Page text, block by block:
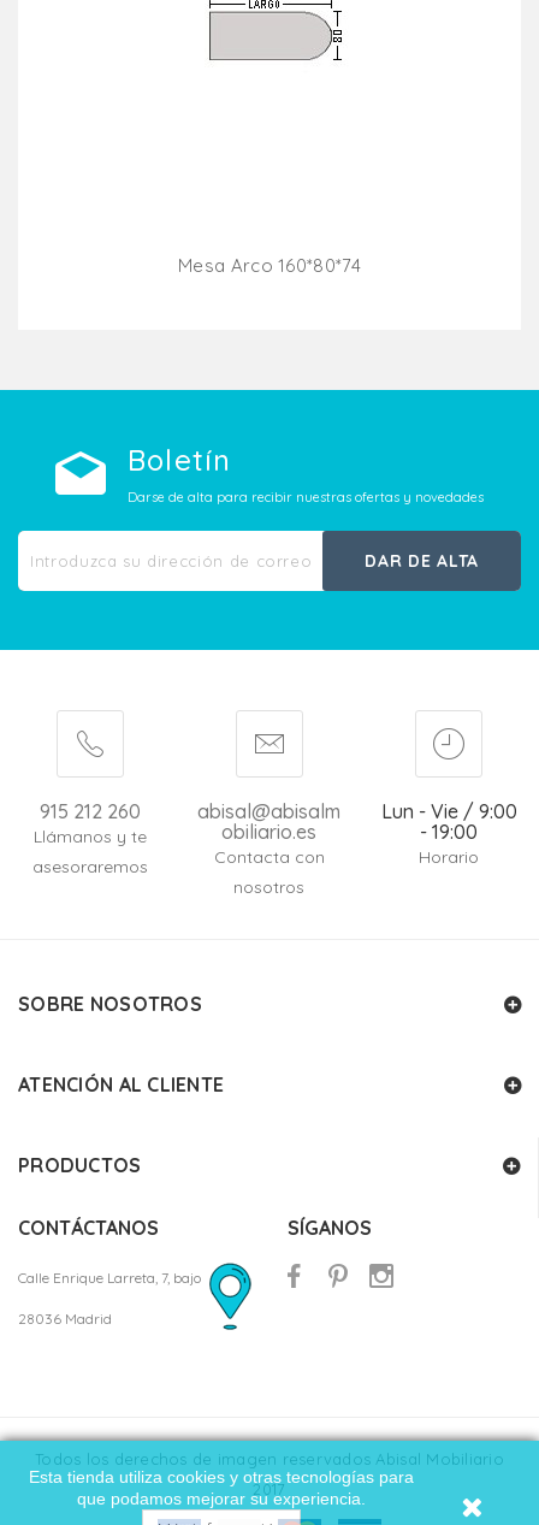
Esta tienda utiliza cookies y otras tecnologías para
que podamos mejorar su experiencia.
Mesa Arco 160*80*74
Boletín
Darse de alta para recibir nuestras ofertas y novedades
DAR DE ALTA
915 212 260
Llámanos y te
asesoraremos
abisal@abisalm
obiliario.es
Contacta con
nosotros
Lun - Vie / 9:00
- 19:00
Horario
SOBRE NOSOTROS
ATENCIÓN AL CLIENTE
PRODUCTOS
CONTÁCTANOS
Calle Enrique Larreta, 7, bajo
28036 Madrid
SÍGANOS
Todos los derechos de imagen reservados Abisal Mobiliario
2017